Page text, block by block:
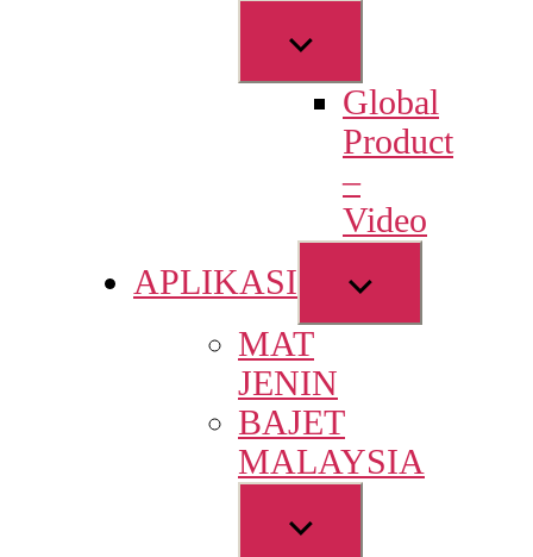
Show
sub
menuGlobal
Product
–
Video
APLIKASI
Show
sub
MAT
JENIN
BAJET
MALAYSIA
Show